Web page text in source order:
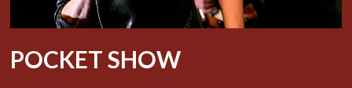
POCKET SHOW